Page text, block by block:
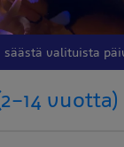
säästä valituista
vuotta)